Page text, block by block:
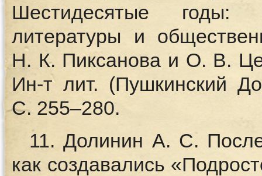
Шестидесятые
литературы и
Н. К. Пиксанова и О. В.
Ин-т лит. (Пушкинский
С. 255–280.
11. Долинин А. С.
как создавались